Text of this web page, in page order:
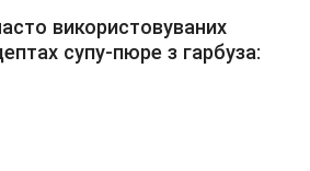
використовуваних
супу-пюре з гарбуза: